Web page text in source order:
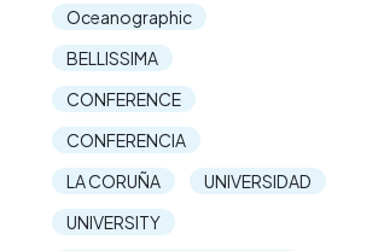
Oceanographic
BELLISSIMA
CONFERENCE
CONFERENCIA
LA CORUÑA
UNIVERSIDAD
UNIVERSITY